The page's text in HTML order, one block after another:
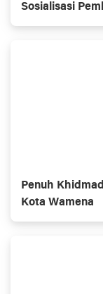
Sosialisasi
Penuh
Kota Wamena